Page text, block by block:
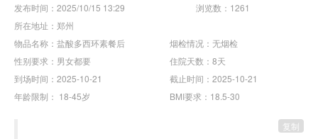
发布时间：2025/10/15 13:29
浏览数：1261
所在地址：郑州
物品名称：盐酸多西环素餐后
烟检情况：无烟检
性别要求：男女都要
住院天数：8天
到场时间：2025-10-21
截止时间：2025-10-21
年龄限制： 18-45岁
BMI要求：18.5-30
复制